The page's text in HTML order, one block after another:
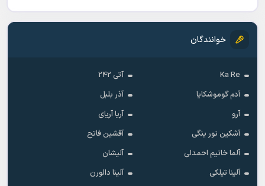
خوانندگان
Ka Re
آتی 242
آدم گوموشکایا
آذر بلبل
آرو
آریا آریای
آشکین نور ینگی
آقشین فاتح
آلما خانیم احمدلی
آلیشان
آلینا تیلکی
آلینا دالورن